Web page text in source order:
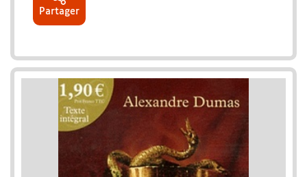
Partager